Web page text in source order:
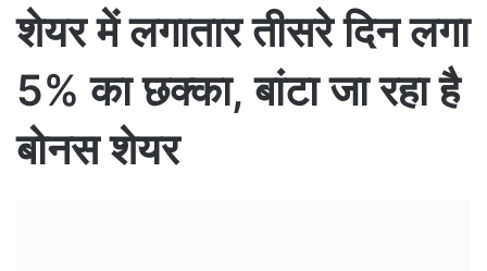
शेयर में लगातार तीसरे दिन लगा
5% का छक्का, बांटा जा रहा है
बोनस शेयर